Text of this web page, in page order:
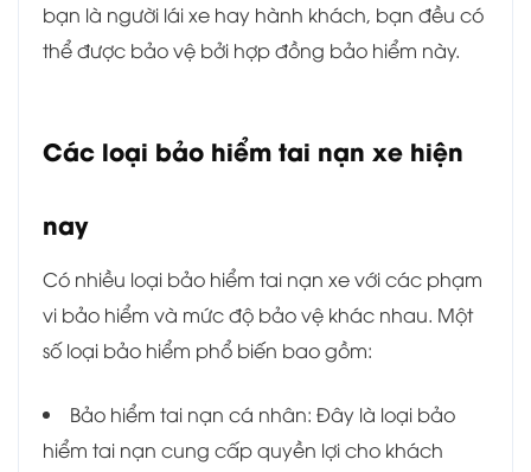
bạn là người lái xe hay hành khách, bạn đều có
thể được bảo vệ bởi hợp đồng bảo hiểm này.
Các loại bảo hiểm tai nạn xe hiện
nay
Có nhiều loại bảo hiểm tai nạn xe với các phạm
vi bảo hiểm và mức độ bảo vệ khác nhau. Một
số loại bảo hiểm phổ biến bao gồm:
Bảo hiểm tai nạn cá nhân: Đây là loại bảo
hiểm tai nạn cung cấp quyền lợi cho khách